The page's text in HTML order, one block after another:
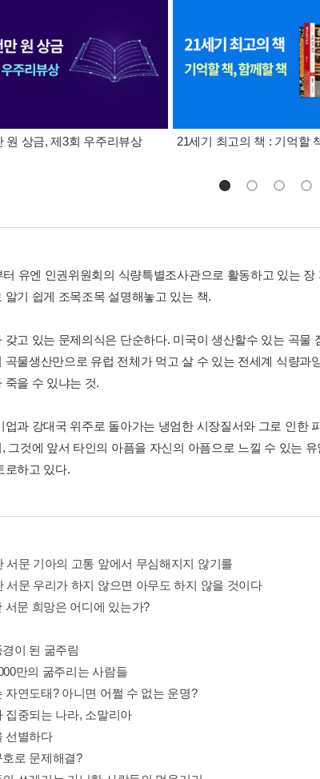
원 상금, 제3회 우주리뷰상 21세기 최고의 책 : 기억할
터 유엔 인권위원회의 식량특별조사관으로 활동하고 있는
알기 쉽게 조목조목 설명해놓고 있는 책.
갖고 있는 문제의식은 단순하다. 미국이 생산할수 있는 곡물
곡물생산만으로 유럽 전체가 먹고 살 수 있는 전세계 식량과
죽을 수 있냐는 것.
업과 강대국 위주로 돌아가는 냉엄한 시장질서와 그로 인한
그것에 앞서 타인의 아픔을 자신의 아픔으로 느낄 수 있는
로하고 있다.
서문 기아의 고통 앞에서 무심해지지 않기를
서문 우리가 하지 않으면 아무도 하지 않을 것이다
서문 희망은 어디에 있는가?
이 된 굶주림
만의 굶주리는 사람들
자연도태? 아니면 어쩔 수 없는 운명?
집중되는 나라, 소말리아
선별하다
로 문제해결?